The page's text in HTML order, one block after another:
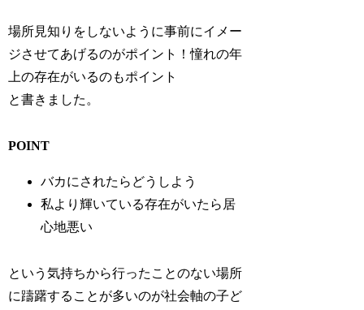
場所見知りをしないように事前にイメー
ジさせてあげるのがポイント！憧れの年
上の存在がいるのもポイント
と書きました。
POINT
バカにされたらどうしよう
私より輝いている存在がいたら居
心地悪い
という気持ちから行ったことのない場所
に躊躇することが多いのが社会軸の子ど